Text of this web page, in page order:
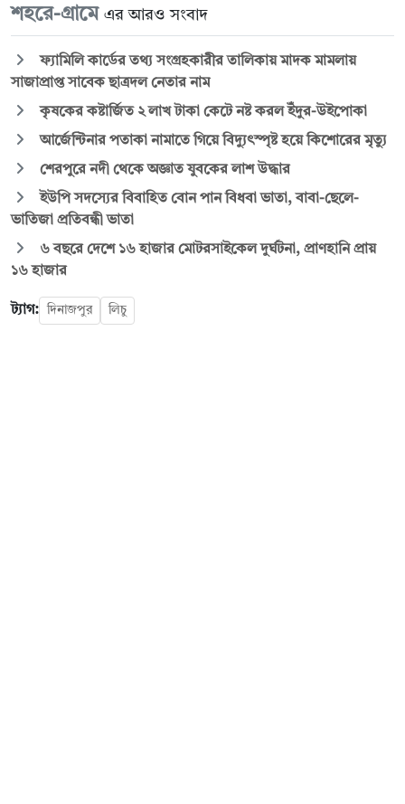
শহরে-গ্রামে এর আরও সংবাদ
ফ্যামিলি কার্ডের তথ্য সংগ্রহকারীর তালিকায় মাদক মামলায়
সাজাপ্রাপ্ত সাবেক ছাত্রদল নেতার নাম
কৃষকের কষ্টার্জিত ২ লাখ টাকা কেটে নষ্ট করল ইঁদুর-উইপোকা
আর্জেন্টিনার পতাকা নামাতে গিয়ে বিদ্যুৎস্পৃষ্ট হয়ে কিশোরের মৃত্যু
শেরপুরে নদী থেকে অজ্ঞাত যুবকের লাশ উদ্ধার
ইউপি সদস্যের বিবাহিত বোন পান বিধবা ভাতা, বাবা-ছেলে-
ভাতিজা প্রতিবন্ধী ভাতা
৬ বছরে দেশে ১৬ হাজার মোটরসাইকেল দুর্ঘটনা, প্রাণহানি প্রায়
১৬ হাজার
ট্যাগ: দিনাজপুর লিচু